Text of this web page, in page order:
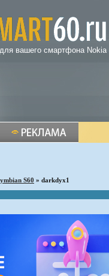
вашего смартфона Nokia
S60 » darkdyx1